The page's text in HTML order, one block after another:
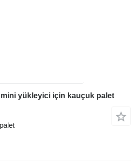
yükleyici için kauçuk palet